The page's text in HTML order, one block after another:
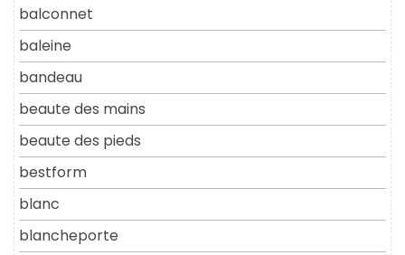
balconnet
baleine
bandeau
beaute des mains
beaute des pieds
bestform
blanc
blancheporte